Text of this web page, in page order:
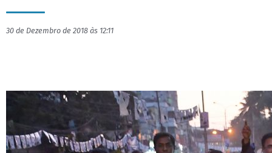
30 de Dezembro de 2018 às 12:11